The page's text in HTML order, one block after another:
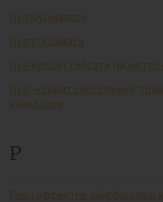
Пул муомаласи
Пул ўтказмаси
Пул-кредит сиёсати (монетар
Пул–кредит сиёсатининг
каналлари
Р
Реал эффектив айирбошлаш